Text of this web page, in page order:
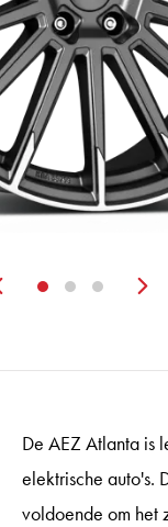
Zurück
De AEZ Atlanta is
elektrische auto's.
voldoende om het